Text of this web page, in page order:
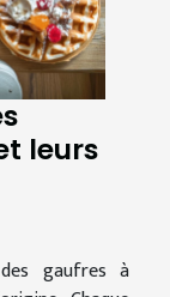
leurs
gaufres à